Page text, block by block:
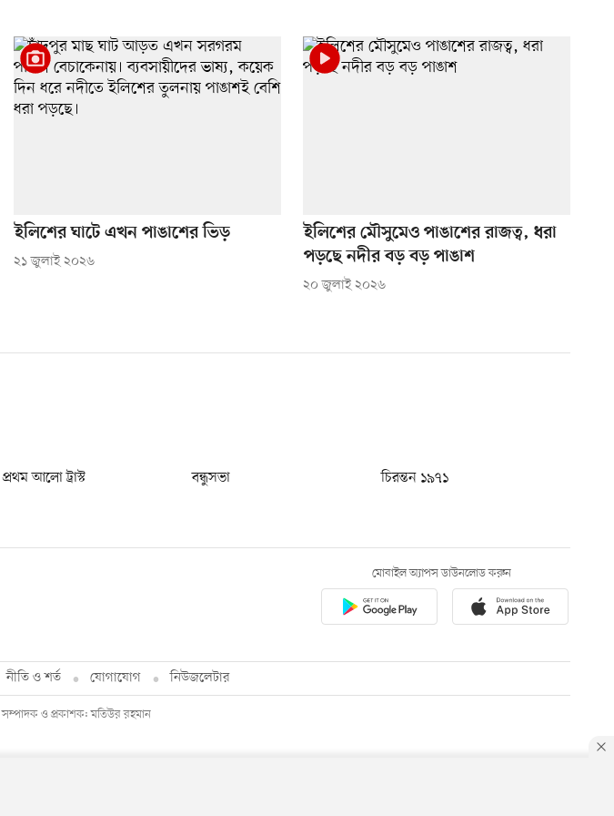
ইলিশের ঘাটে এখন পাঙাশের ভিড়
২১ জুলাই ২০২৬
ইলিশের মৌসুমেও পাঙাশের রাজত্ব, ধরা
পড়ছে নদীর বড় বড় পাঙাশ
২০ জুলাই ২০২৬
প্রথম আলো ট্রাস্ট বন্ধুসভা
চিরন্তন ১৯৭১
মোবাইল অ্যাপস ডাউনলোড করুন
নীতি ও শর্ত যোগাযোগ নিউজলেটার
সম্পাদক ও প্রকাশক: মতিউর রহমান